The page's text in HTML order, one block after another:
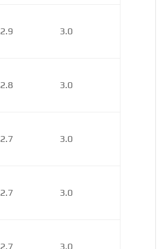
2.9 3.0
2.8 3.0
2.7 3.0
2.7 3.0
2.7 3.0